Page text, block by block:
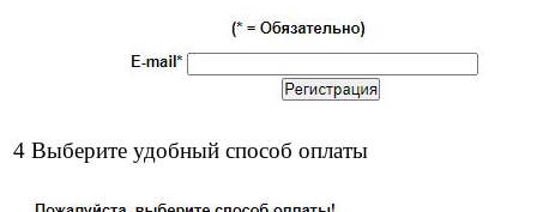
4 Выберите удобный способ оплаты